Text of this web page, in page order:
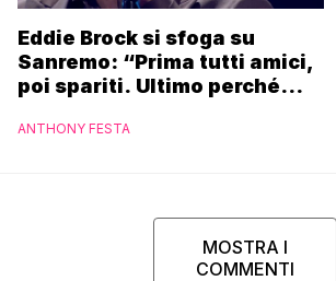
Eddie Brock si sfoga su
Sanremo: “Prima tutti amici,
poi spariti. Ultimo perché
marchette”
ANTHONY FESTA
MOSTRA I
COMMENTI